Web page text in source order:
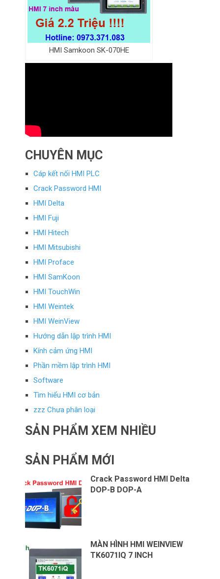
HMI Samkoon SK-070HE
CHUYÊN MỤC
Cáp kết nối HMI PLC
Crack Password HMI
HMI Delta
HMI Fuji
HMI Hitech
HMI Mitsubishi
HMI Proface
HMI SamKoon
HMI TouchWin
HMI Weintek
HMI WeinView
Hướng dẫn lập trình HMI
Kính cảm ứng HMI
Phần mềm lập trình HMI
Software
Tìm hiểu HMI cơ bản
zzz Chưa phân loại
SẢN PHẨM XEM NHIỀU
SẢN PHẨM MỚI
Crack Password HMI Delta
DOP-B DOP-A
MÀN HÌNH HMI WEINVIEW
TK6071IQ 7 INCH